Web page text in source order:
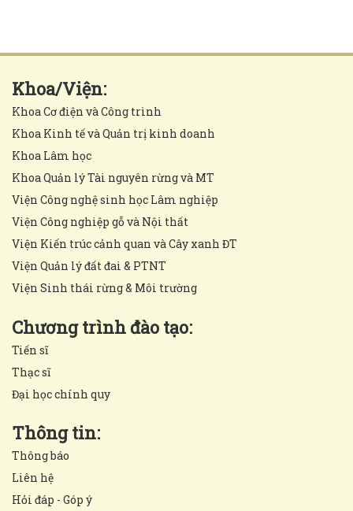
Khoa/Viện:
Khoa Cơ điện và Công trình
Khoa Kinh tế và Quản trị kinh doanh
Khoa Lâm học
Khoa Quản lý Tài nguyên rừng và MT
Viện Công nghệ sinh học Lâm nghiệp
Viện Công nghiệp gỗ và Nội thất
Viện Kiến trúc cảnh quan và Cây xanh ĐT
Viện Quản lý đất đai & PTNT
Viện Sinh thái rừng & Môi trường
Chương trình đào tạo:
Tiến sĩ
Thạc sĩ
Đại học chính quy
Thông tin:
Thông báo
Liên hệ
Hỏi đáp - Góp ý